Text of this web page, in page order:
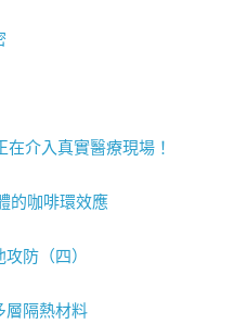
介入真實醫療現場！
的咖啡環效應
防（四）
層隔熱材料